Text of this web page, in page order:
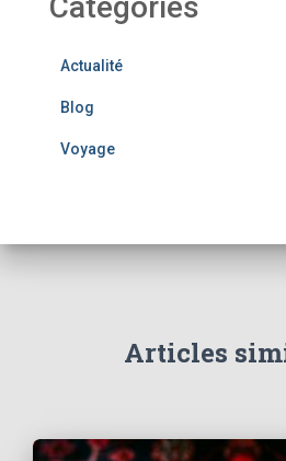
Actualité
Blog
Voyage
Articles